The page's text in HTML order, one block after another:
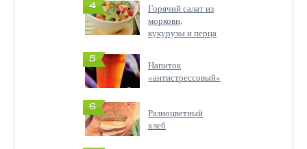
4
Горячий салат из
моркови,
кукурузы и перца
5
Напиток
«антистрессовый»
6
Разноцветный
хлеб